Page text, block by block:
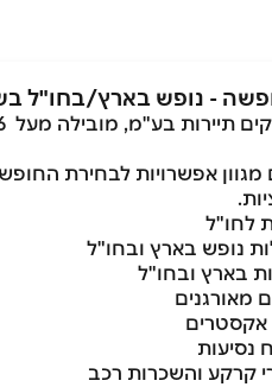
בארץ/בחו"ל בשווי ₪1,000 באופקים נסיעות
מגוון אפשרויות לבחירת
לחו"ל
נופש בארץ ובחו"ל
בארץ ובחו"ל
מאורגנים
אקסטרים
נסיעות
קרקע והשכרות רכב